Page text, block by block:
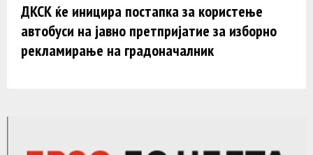
ДКСК ќе иницира постапка за користење
автобуси на јавно претпријатие за изборно
рекламирање на градоначалник